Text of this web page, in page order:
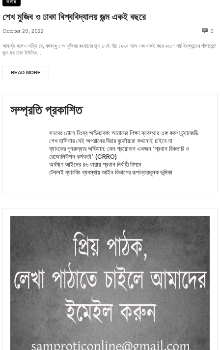
কলাম
শেখ মুজিব ও ঢাকা বিশ্ববিদ্যালয় জন্ম একই বছরে
October 20, 2022 0
আশ্চর্য্য হলেও সত্যি যে, বঙ্গবন্ধু শেখ মুজিবর রহমানের জন্ম ১৭ই র্মাচ ১৯২০ সাল এবং একই বছর ২৩শে মার্চ ইংল্যান্ডের র্পালামেন্টে
জন্ম হয় ঢাকা ইউনিভ...
READ MORE
সম্প্রতি প্রকাশিত
সনদের মোহে নিঃস্ব অভিভাবক: আমাদের শিক্ষা ব্যবস্থার এক করুণ ট্র্যাজেডি
শেখ হাসিনার যেই অপরাধের বিচার বুর্জোয়ারা কখনোই চাইবে না
ব্যাংকের পুনরুদ্ধার অভিযান: কেন প্রয়োজন একজন ‘প্রধান রিকভারি ও
রেজোলিউশন কর্মকর্তা’ (CRRO)
অর্থঋণ আইনের ৪৬ ধারায় প্রধান নির্বাহী বিপদে
টেকসই ব্যাংকিং ব্যবস্থায় আইন বিভাগের রূপান্তরমূলক ভূমিকা